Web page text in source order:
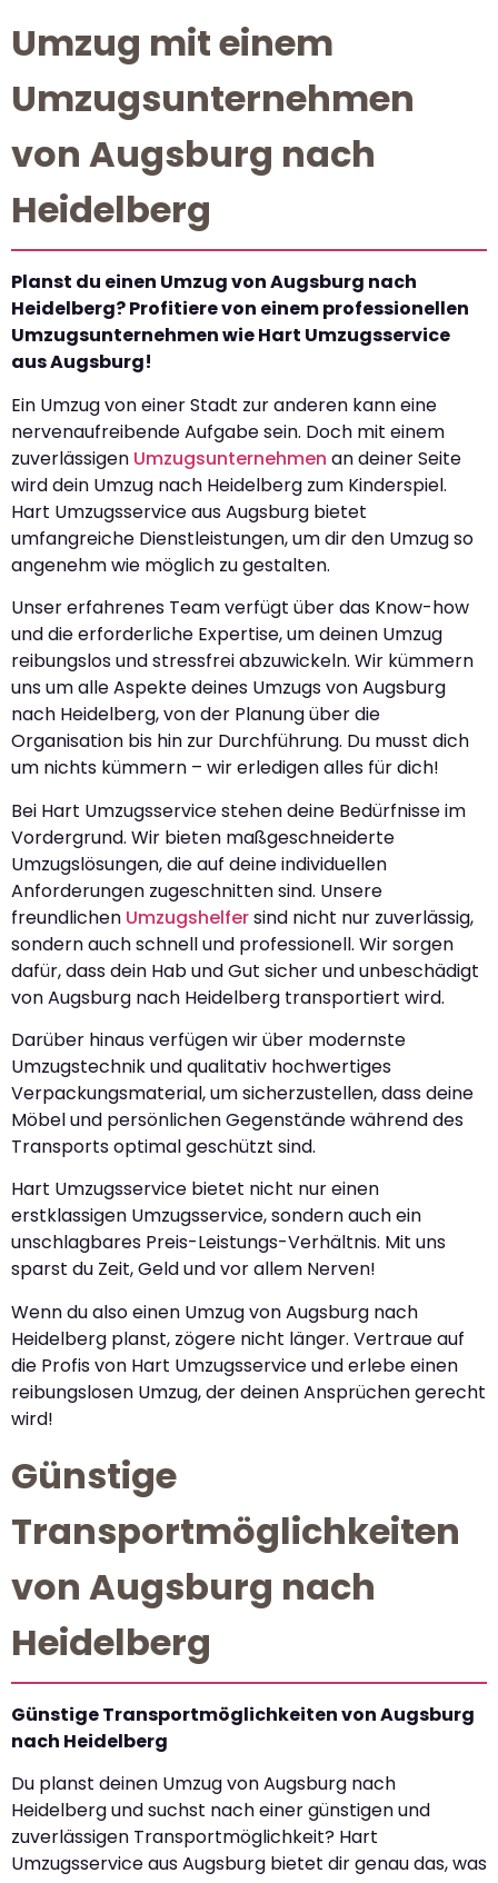
Umzug mit einem
Umzugsunternehmen
von Augsburg nach
Heidelberg
Planst du einen Umzug von Augsburg nach
Heidelberg? Profitiere von einem professionellen
Umzugsunternehmen wie Hart Umzugsservice
aus Augsburg!
Ein Umzug von einer Stadt zur anderen kann eine
nervenaufreibende Aufgabe sein. Doch mit einem
zuverlässigen Umzugsunternehmen an deiner Seite
wird dein Umzug nach Heidelberg zum Kinderspiel.
Hart Umzugsservice aus Augsburg bietet
umfangreiche Dienstleistungen, um dir den Umzug so
angenehm wie möglich zu gestalten.
Unser erfahrenes Team verfügt über das Know-how
und die erforderliche Expertise, um deinen Umzug
reibungslos und stressfrei abzuwickeln. Wir kümmern
uns um alle Aspekte deines Umzugs von Augsburg
nach Heidelberg, von der Planung über die
Organisation bis hin zur Durchführung. Du musst dich
um nichts kümmern – wir erledigen alles für dich!
Bei Hart Umzugsservice stehen deine Bedürfnisse im
Vordergrund. Wir bieten maßgeschneiderte
Umzugslösungen, die auf deine individuellen
Anforderungen zugeschnitten sind. Unsere
freundlichen Umzugshelfersind nicht nur zuverlässig,
sondern auch schnell und professionell. Wir sorgen
dafür, dass dein Hab und Gut sicher und unbeschädigt
von Augsburg nach Heidelberg transportiert wird.
Darüber hinaus verfügen wir über modernste
Umzugstechnik und qualitativ hochwertiges
Verpackungsmaterial, um sicherzustellen, dass deine
Möbel und persönlichen Gegenstände während des
Transports optimal geschützt sind.
Hart Umzugsservice bietet nicht nur einen
erstklassigen Umzugsservice, sondern auch ein
unschlagbares Preis-Leistungs-Verhältnis. Mit uns
sparst du Zeit, Geld und vor allem Nerven!
Wenn du also einen Umzug von Augsburg nach
Heidelberg planst, zögere nicht länger. Vertraue auf
die Profis von Hart Umzugsservice und erlebe einen
reibungslosen Umzug, der deinen Ansprüchen gerecht
wird!
Günstige
Transportmöglichkeiten
von Augsburg nach
Heidelberg
Günstige Transportmöglichkeiten von Augsburg
nach Heidelberg
Du planst deinen Umzug von Augsburg nach
Heidelberg und suchst nach einer günstigen und
zuverlässigen Transportmöglichkeit? Hart
Umzugsservice aus Augsburg bietet dir genau das, was